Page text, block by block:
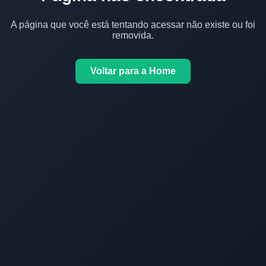
A página que você está tentando acessar não existe ou foi
removida.
Voltar para a Home